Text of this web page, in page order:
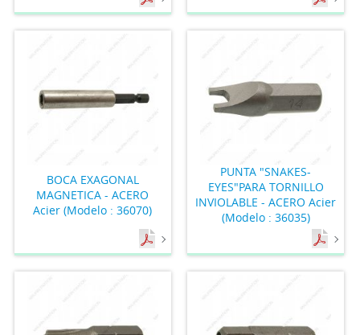
BOCA EXAGONAL
MAGNETICA - ACERO
Acier (Modelo : 36070)
PUNTA "SNAKES-
EYES"PARA TORNILLO
INVIOLABLE - ACERO Acier
(Modelo : 36035)